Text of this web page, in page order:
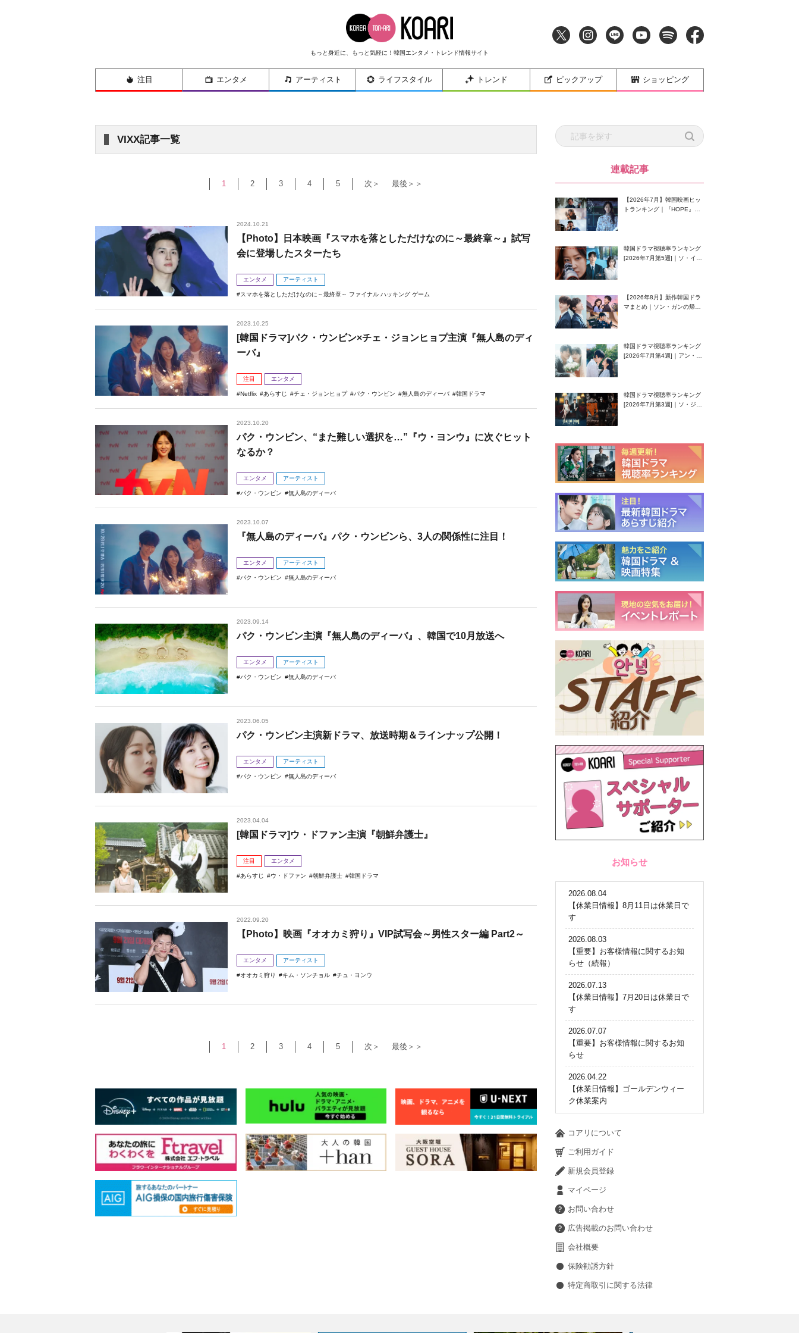
もっと身近に、もっと気軽に！韓国エンタメ・トレンド情報サイト
注目 エンタメ アーティスト ライフスタイル トレンド ピックアップ ショッピング
VIXX記事一覧
1 2 3 4 5 次＞ 最後＞＞
2024.10.21
【Photo】日本映画『スマホを落としただけなのに～最終章～』試写
会に登場したスターたち
エンタメ アーティスト
スマホを落としただけなのに～最終章～ ファイナル ハッキング ゲーム
2023.10.25
[韓国ドラマ]パク・ウンビン×チェ・ジョンヒョプ主演『無人島のディ
ーバ』
注目 エンタメ
Netflix あらすじ チェ・ジョンヒョプ パク・ウンビン 無人島のディーバ 韓国ドラマ
2023.10.20
パク・ウンビン、“また難しい選択を…”『ウ・ヨンウ』に次ぐヒット
なるか？
エンタメ アーティスト
パク・ウンビン 無人島のディーバ
2023.10.07
『無人島のディーバ』パク・ウンビンら、3人の関係性に注目！
エンタメ アーティスト
パク・ウンビン 無人島のディーバ
2023.09.14
パク・ウンビン主演『無人島のディーバ』、韓国で10月放送へ
エンタメ アーティスト
パク・ウンビン 無人島のディーバ
2023.06.05
パク・ウンビン主演新ドラマ、放送時期＆ラインナップ公開！
エンタメ アーティスト
パク・ウンビン 無人島のディーバ
2023.04.04
[韓国ドラマ]ウ・ドファン主演『朝鮮弁護士』
注目 エンタメ
あらすじ ウ・ドファン 朝鮮弁護士 韓国ドラマ
2022.09.20
【Photo】映画『オオカミ狩り』VIP試写会～男性スター編 Part2～
エンタメ アーティスト
オオカミ狩り キム・ソンチョル チュ・ヨンウ
1 2 3 4 5 次＞ 最後＞＞
連載記事
【2026年7月】韓国映画ヒッ
トランキング｜『HOPE』が
韓国ドラマ視聴率ランキング
[2026年7月第5週]｜ソ・イン
【2026年8月】新作韓国ドラ
マまとめ｜ソン・ガンの帰
韓国ドラマ視聴率ランキング
[2026年7月第4週]｜アン・ヒ
韓国ドラマ視聴率ランキング
[2026年7月第3週]｜ソ・ジソ
お知らせ
2026.08.04
【休業日情報】8月11日は休業日で
す
2026.08.03
【重要】お客様情報に関するお知
らせ（続報）
2026.07.13
【休業日情報】7月20日は休業日で
す
2026.07.07
【重要】お客様情報に関するお知
らせ
2026.04.22
【休業日情報】ゴールデンウィー
ク休業案内
コアリについて
ご利用ガイド
新規会員登録
マイページ
お問い合わせ
広告掲載のお問い合わせ
会社概要
保険勧誘方針
特定商取引に関する法律